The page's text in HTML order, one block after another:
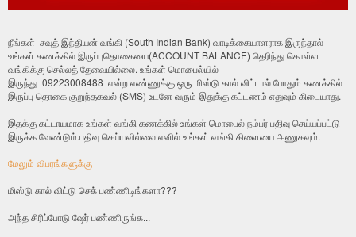
நீங்கள் சவுத் இந்தியன் வங்கி (South Indian Bank) வாடிக்கையாளராக இருந்தால்
உங்கள் கணக்கில் இருப்புதொகையை(ACCOUNT BALANCE) தெரிந்து கொள்ள
வங்கிக்கு செல்லத் தேவையில்லை. உங்கள் மொபைல்யில்
இருந்து 09223008488 என்ற எண்ணுக்கு ஒரு மிஸ்டு கால் விட்டால் போதும் கணக்கில்
இருப்பு தொகை குறுந்தகவல் (SMS) உடனே வரும் இதுக்கு கட்டணம் எதுவும் கிடையாது.
இதக்கு கட்டாயமாக உங்கள் வங்கி கணக்கில் உங்கள் மொபைல் நம்பர் பதிவு செய்யப்பட்டு
இருக்க வேண்டும்.பதிவு செய்யவில்லை எனில் உங்கள் வங்கி கிளையை அணுகவும்.
மேலும் விபரங்களுக்கு
மிஸ்டு கால் விட்டு செக் பண்ணிடிங்களா???
அந்த சிரிப்போடு ஷேர் பண்ணிருங்க...